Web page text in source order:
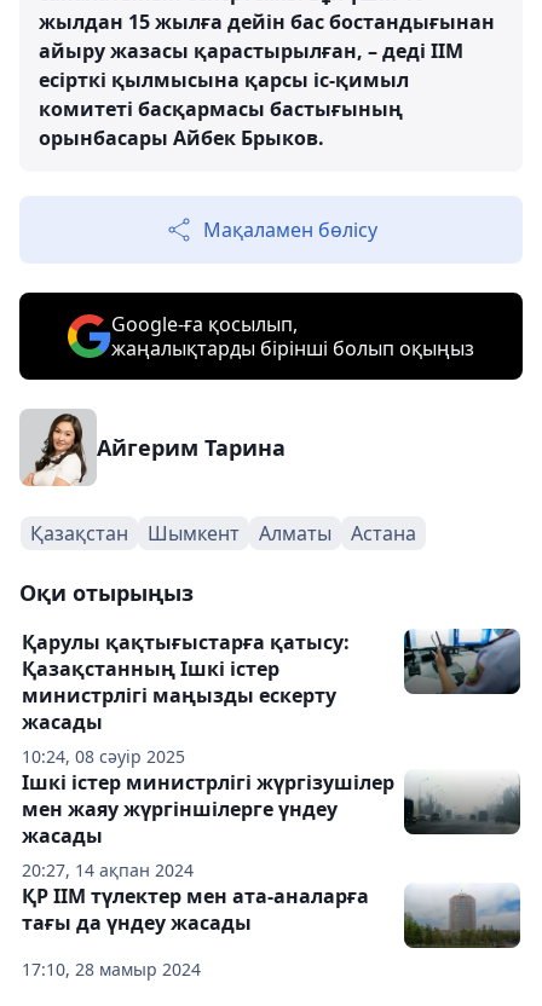
жылдан 15 жылға дейін бас бостандығынан
айыру жазасы қарастырылған, – деді ІІМ
есірткі қылмысына қарсы іс-қимыл
комитеті басқармасы бастығының
орынбасары Айбек Брыков.
Мақаламен бөлісу
Google-ға қосылып,
жаңалықтарды бірінші болып оқыңыз
Айгерим Тарина
Қазақстан Шымкент Алматы Астана
Оқи отырыңыз
10:24, 08 сәуір 2025
Қарулы қақтығыстарға қатысу:
Қазақстанның Ішкі істер
министрлігі маңызды ескерту
жасады
20:27, 14 ақпан 2024
Ішкі істер министрлігі жүргізушілер
мен жаяу жүргіншілерге үндеу
жасады
17:10, 28 мамыр 2024
ҚР ІІМ түлектер мен ата-аналарға
тағы да үндеу жасады